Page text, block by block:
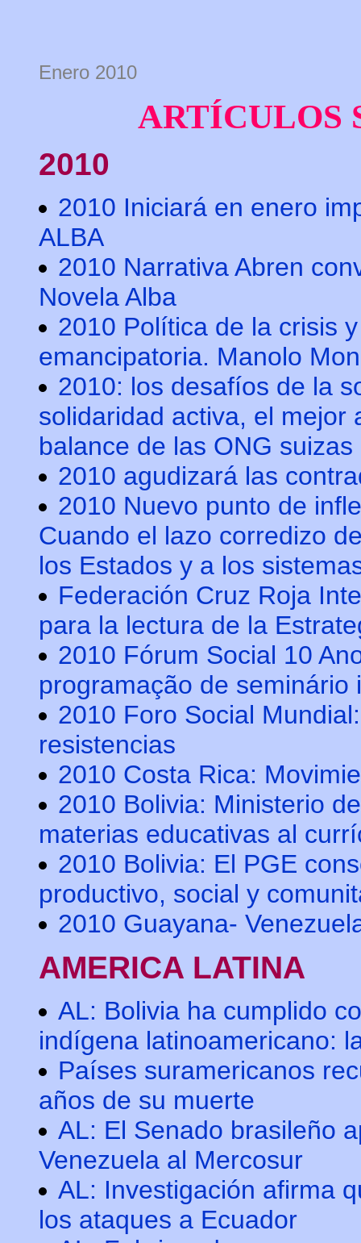
Enero 2010
ARTÍCULOS
2010
2010 Iniciará en enero
ALBA
2010 Narrativa Abren
Novela Alba
2010 Política de la crisis
emancipatoria. Manolo
2010: los desafíos de la
solidaridad activa, el mejor
balance de las ONG suizas
2010 agudizará las
2010 Nuevo punto de
Cuando el lazo corredizo
los Estados y a los
Federación Cruz Roja
para la lectura de la
2010 Fórum Social 10
programação de seminário
2010 Foro Social
resistencias
2010 Costa Rica:
2010 Bolivia: Ministerio
materias educativas al
2010 Bolivia: El PGE
productivo, social y
2010 Guayana-
AMERICA LATINA
AL: Bolivia ha cumplido
indígena latinoamericano:
Países suramericanos
años de su muerte
AL: El Senado brasileño
Venezuela al Mercosur
AL: Investigación afirma
los ataques a Ecuador